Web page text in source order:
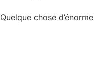
Quelque chose